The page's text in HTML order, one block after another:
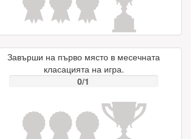
Завърши на първо място в месечната
класацията на игра.
0/1